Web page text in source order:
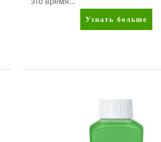
AMWAY™
Чистящее
духовых
Узнать больше